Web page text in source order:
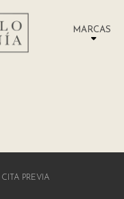
MARCAS
PREVIA